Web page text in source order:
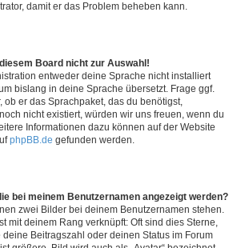
damit er das Problem beheben kann.
Board nicht zur Auswahl!
entweder deine Sprache nicht installiert
bislang in deine Sprache übersetzt. Frage ggf.
ob er das Sprachpaket, das du benötigst,
nicht existiert, würden wir uns freuen, wenn du
Informationen dazu können auf der Website
phpBB.de gefunden werden.
bei meinem Benutzernamen angezeigt werden?
zwei Bilder bei deinem Benutzernamen stehen.
mit deinem Rang verknüpft: Oft sind dies Sterne,
deine Beitragszahl oder deinen Status im Forum